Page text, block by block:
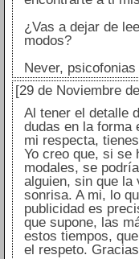
¿Vas a dejar de
modos?
Never,
[29 de Noviembre
Al tener el detalle
dudas en la forma
mi respecta,
Yo creo que, si se
modales, se
alguien, sin que la
sonrisa. A mi, lo
publicidad es
que supone, las
estos tiempos,
el respeto.